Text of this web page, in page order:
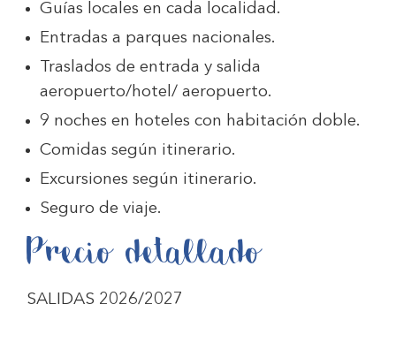
Guías locales en cada localidad.
Entradas a parques nacionales.
Traslados de entrada y salida
aeropuerto/hotel/ aeropuerto.
9 noches en hoteles con habitación doble.
Comidas según itinerario.
Excursiones según itinerario.
Seguro de viaje.
Precio detallado
SALIDAS 2026/2027